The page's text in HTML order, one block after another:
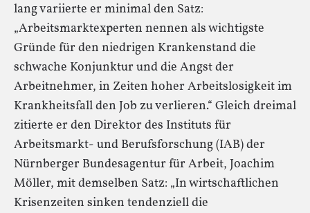
lang variierte er minimal den Satz:
„Arbeitsmarktexperten nennen als wichtigste
Gründe für den niedrigen Krankenstand die
schwache Konjunktur und die Angst der
Arbeitnehmer, in Zeiten hoher Arbeitslosigkeit im
Krankheitsfall den Job zu verlieren.“ Gleich dreimal
zitierte er den Direktor des Instituts für
Arbeitsmarkt- und Berufsforschung (IAB) der
Nürnberger Bundesagentur für Arbeit, Joachim
Möller, mit demselben Satz: „In wirtschaftlichen
Krisenzeiten sinken tendenziell die